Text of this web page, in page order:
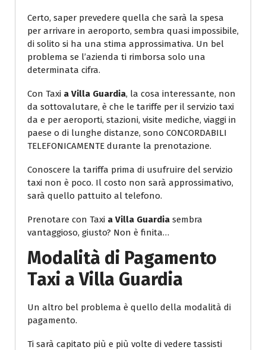
Certo, saper prevedere quella che sarà la spesa
per arrivare in aeroporto, sembra quasi impossibile,
di solito si ha una stima approssimativa. Un bel
problema se l’azienda ti rimborsa solo una
determinata cifra.
Con Taxi a Villa Guardia, la cosa interessante, non
da sottovalutare, è che le tariffe per il servizio taxi
da e per aeroporti, stazioni, visite mediche, viaggi in
paese o di lunghe distanze, sono CONCORDABILI
TELEFONICAMENTE durante la prenotazione.
Conoscere la tariffa prima di usufruire del servizio
taxi non è poco. Il costo non sarà approssimativo,
sarà quello pattuito al telefono.
Prenotare con Taxi a Villa Guardia sembra
vantaggioso, giusto? Non è finita…
Modalità di Pagamento
Taxi a Villa Guardia
Un altro bel problema è quello della modalità di
pagamento.
Ti sarà capitato più e più volte di vedere tassisti